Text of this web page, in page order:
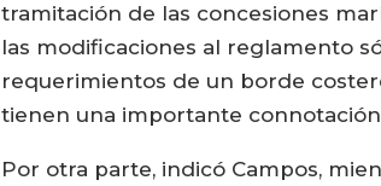
tramitación de las concesiones
las modificaciones al reglamento
requerimientos de un borde
tienen una importante
Por otra parte, indicó Campos,